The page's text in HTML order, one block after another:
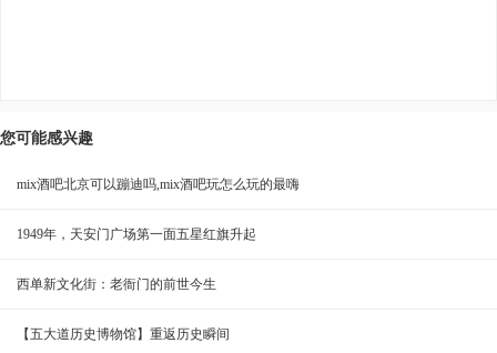
您可能感兴趣
mix酒吧北京可以蹦迪吗,mix酒吧玩怎么玩的最嗨
1949年，天安门广场第一面五星红旗升起
西单新文化街：老衙门的前世今生
【五大道历史博物馆】重返历史瞬间